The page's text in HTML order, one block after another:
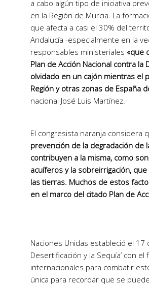
a cabo algún tipo de iniciativa
en la Región de Murcia. La
que afecta a casi el 30% del
Andalucía -especialmente en la
responsables ministeriales «que
Plan de Acción Nacional contra
olvidado en un cajón mientras el
Región y otras zonas de España
nacional José Luis Martínez.
El congresista naranja considera
prevención de la degradación
contribuyen a la misma, como
acuíferos y la sobreirrigación,
las tierras. Muchos de estos
en el marco del citado Plan de
Naciones Unidas estableció el 17
Desertificación y la Sequía’ con
internacionales para combatir
única para recordar que se